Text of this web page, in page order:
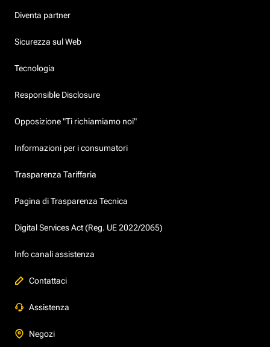
Diventa partner
Sicurezza sul Web
Tecnologia
Responsible Disclosure
Opposizione "Ti richiamiamo noi"
Informazioni per i consumatori
Trasparenza Tariffaria
Pagina di Trasparenza Tecnica
Digital Services Act (Reg. UE 2022/2065)
Info canali assistenza
Contattaci
Assistenza
Negozi